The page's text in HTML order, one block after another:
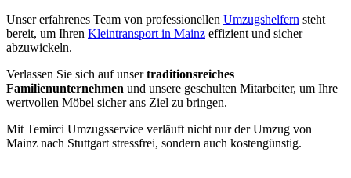
Unser erfahrenes Team von professionellen Umzugshelfern steht
bereit, um Ihren Kleintransport in Mainz effizient und sicher
abzuwickeln.
Verlassen Sie sich auf unsertraditionsreiches
Familienunternehmen und unsere geschulten Mitarbeiter, um Ihre
wertvollen Möbel sicher ans Ziel zu bringen.
Mit Temirci Umzugsservice verläuft nicht nur der Umzug von
Mainz nach Stuttgart stressfrei, sondern auch kostengünstig.